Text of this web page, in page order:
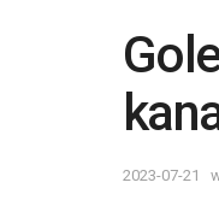
2023-07-21